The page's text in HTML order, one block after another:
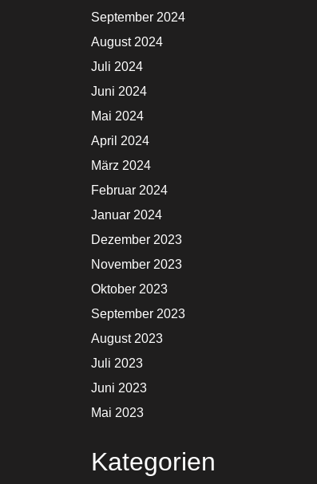
September 2024
August 2024
Juli 2024
Juni 2024
Mai 2024
April 2024
März 2024
Februar 2024
Januar 2024
Dezember 2023
November 2023
Oktober 2023
September 2023
August 2023
Juli 2023
Juni 2023
Mai 2023
Kategorien